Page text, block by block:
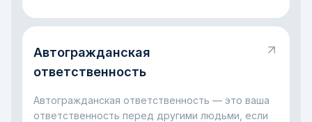
разбитое стекло, ущерб на парковке, падение
КАСКО помогает не остаться один на один с
крупными расходами, когда с машиной случилась
Автогражданская
ответственность
Автогражданская ответственность — это ваша
ответственность перед другими людьми, если